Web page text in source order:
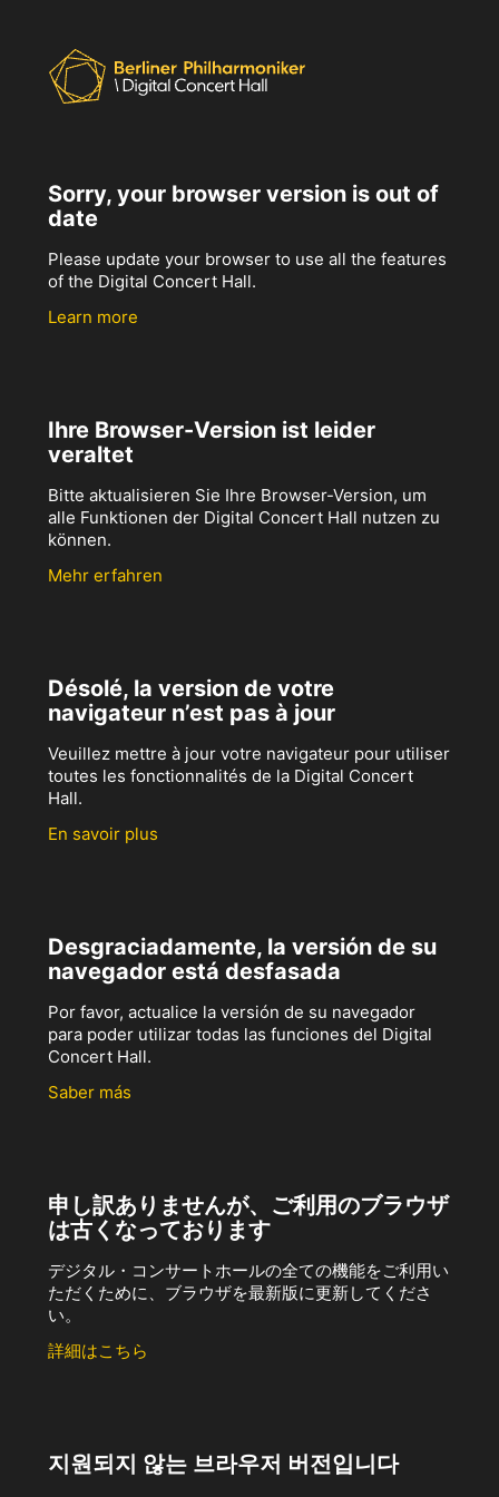
Sorry, your browser version is out of
date
Please update your browser to use all the features
of the Digital Concert Hall.
Learn more
Ihre Browser-Version ist leider
veraltet
Bitte aktualisieren Sie Ihre Browser-Version, um
alle Funktionen der Digital Concert Hall nutzen zu
können.
Mehr erfahren
Désolé, la version de votre
navigateur n’est pas à jour
Veuillez mettre à jour votre navigateur pour utiliser
toutes les fonctionnalités de la Digital Concert
Hall.
En savoir plus
Desgraciadamente, la versión de su
navegador está desfasada
Por favor, actualice la versión de su navegador
para poder utilizar todas las funciones del Digital
Concert Hall.
Saber más
申し訳ありませんが、ご利用のブラウザ
は古くなっております
デジタル・コンサートホールの全ての機能をご利用い
ただくために、ブラウザを最新版に更新してくださ
い。
詳細はこちら
지원되지 않는 브라우저 버전입니다